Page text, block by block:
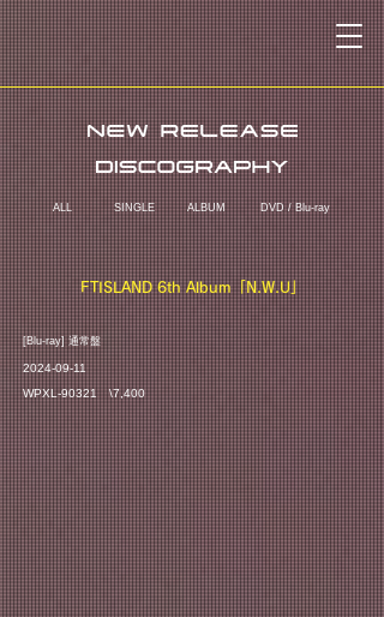
ALL SINGLE ALBUM DVD / Blu-ray
FTISLAND 6th Album「N.W.U」
​[Blu-ray] 通常盤
2024-09-11
WPXL-90321 \7,400